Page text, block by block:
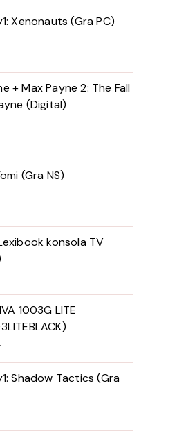
Xenonauts (Gra PC)
+ Max Payne 2: The Fall
(Digital)
(Gra NS)
konsola TV
1003G LITE
Shadow Tactics (Gra